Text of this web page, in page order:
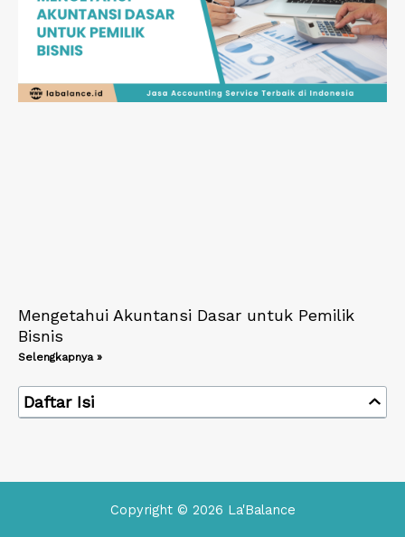
Mengetahui Akuntansi Dasar untuk Pemilik
Bisnis
Selengkapnya »
Daftar Isi
Copyright © 2026 La'Balance